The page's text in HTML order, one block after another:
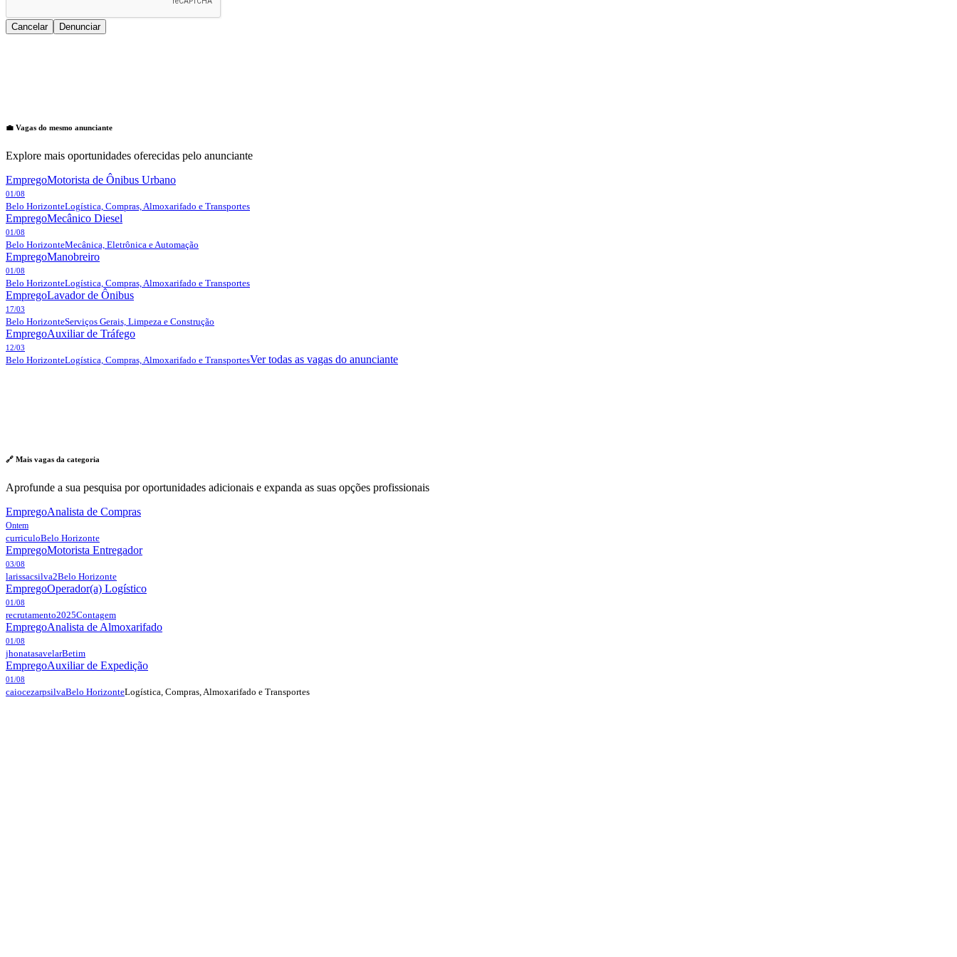
Cancelar Denunciar
💼 Vagas do mesmo anunciante
Explore mais oportunidades oferecidas pelo anunciante
EmpregoMotorista de Ônibus Urbano
01/08
Belo HorizonteLogística, Compras, Almoxarifado e Transportes
EmpregoMecânico Diesel
01/08
Belo HorizonteMecânica, Eletrônica e Automação
EmpregoManobreiro
01/08
Belo HorizonteLogística, Compras, Almoxarifado e Transportes
EmpregoLavador de Ônibus
17/03
Belo HorizonteServiços Gerais, Limpeza e Construção
EmpregoAuxiliar de Tráfego
12/03
Belo HorizonteLogística, Compras, Almoxarifado e TransportesVer todas as vagas do anunciante
🔗 Mais vagas da categoria
Aprofunde a sua pesquisa por oportunidades adicionais e expanda as suas opções profissionais
EmpregoAnalista de Compras
Ontem
curriculoBelo Horizonte
EmpregoMotorista Entregador
03/08
larissacsilva2Belo Horizonte
EmpregoOperador(a) Logístico
01/08
recrutamento2025Contagem
EmpregoAnalista de Almoxarifado
01/08
jhonatasavelarBetim
EmpregoAuxiliar de Expedição
01/08
caiocezarpsilvaBelo HorizonteLogística, Compras, Almoxarifado e Transportes